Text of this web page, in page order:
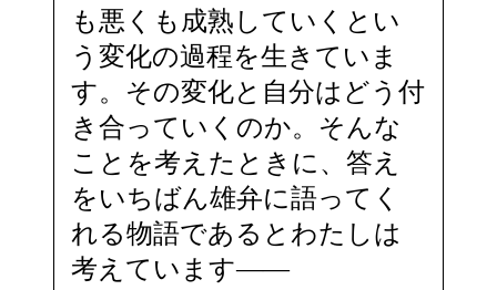
も悪くも成熟していくとい
う変化の過程を生きていま
す。その変化と自分はどう付
き合っていくのか。そんな
ことを考えたときに、答え
をいちばん雄弁に語ってく
れる物語であるとわたしは
考えています――